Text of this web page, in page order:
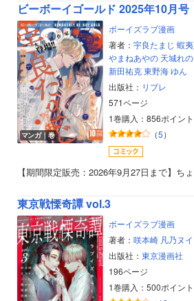
ボーイズラブ
ティーンズラブ
美女・美少女
女性写真集
ビーボーイゴールド 2025年10月号
マンガ｜巻
ボーイズラブ漫画
著者： 宇良たまじ 蝦
やまねあやの 天城れの
新田祐克 東野海 ゆん
出版社： リブレ
571ページ
1巻購入：856ポイント
（5）
【期間限定販売：2026年9月27日まで】
東京戦慄奇譚 vol.3
ボーイズラブ漫画
著者： 咲本崎 凡乃ヌ
出版社： 東京漫画社
196ページ
1巻購入：500ポイント